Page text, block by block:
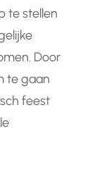
te stellen
Door
te gaan
feest